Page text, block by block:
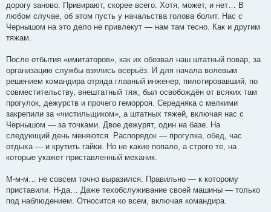
дорогу заново. Привирают, скорее всего. Хотя, может, и нет… В
любом случае, об этом пусть у начальства голова болит. Нас с
Чернышом на это дело не привлекут — нам там тесно. Как и другим
тяжам.
После отбытия «имитаторов», как их обозвал наш штатный повар, за
организацию службы взялись всерьёз. И для начала волевым
решением командира отряда главный инженер, пилотировавший, по
совместительству, внештатный тяж, был освобождён от всяких там
прогулок, дежурств и прочего геморроя. Середняка с мелкими
закрепили за «чистильщиком», а штатных тяжей, включая нас с
Чернышом — за точками. Двое дежурят, один на базе. На
следующий день меняются. Распорядок — прогулка, обед, час
отдыха — и крутить гайки. Но не какие попало, а строго те, на
которые укажет приставленный механик.
М-м-м… не совсем точно выразился. Правильно — к которому
приставили. Н-да… Даже техобслуживание своей машины — только
под наблюдением. Относится ко всем, включая командира.